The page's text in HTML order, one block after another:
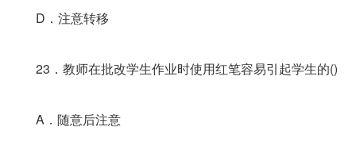
D．注意转移
23．教师在批改学生作业时使用红笔容易引起学生的()
A．随意后注意